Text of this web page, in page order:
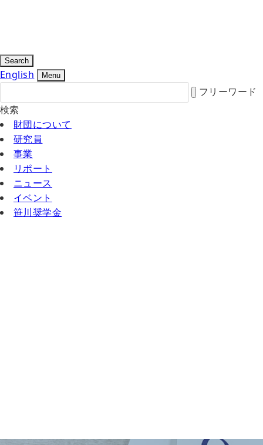
Search
English Menu
フリーワード
検索
財団について
研究員
事業
リポート
ニュース
イベント
笹川奨学金